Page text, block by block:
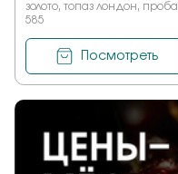
золото, топаз лондон, проба
585
Посмотреть